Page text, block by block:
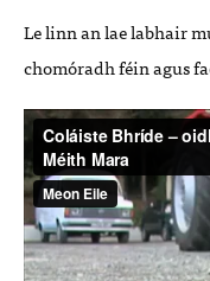
Le linn an lae labhair
chomóradh féin agus